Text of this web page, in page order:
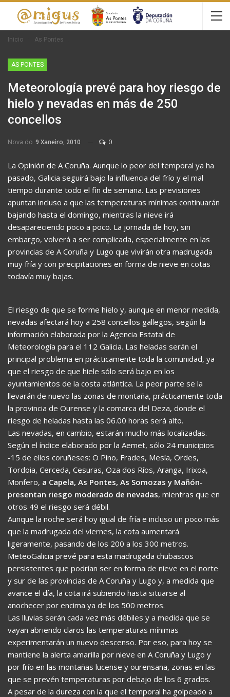
Inicio As Pontes
AS PONTES
Meteorología prevé para hoy riesgo de
hielo y nevadas en más de 250
concellos
Nova do 9 Xaneiro, 2010 0
La Opinión de A Coruña. Aunque lo peor del temporal ya ha
pasado, Galicia seguirá bajo la influencia del frío y el mal
tiempo durante todo el fin de semana. Las previsiones
apuntan incluso a que las temperaturas mínimas continuarán
bajando hasta el domingo, mientras la nieve irá
desapareciendo poco a poco. La jornada de hoy, sin
embargo, volverá a ser complicada, especialmente en las
provincias de A Coruña y Lugo que vivirán otra madrugada
muy fría y con precipitaciones en forma de nieve en cotas
todavía muy bajas.
El riesgo de que se forme hielo y, aunque en menor medida,
nevadas afectará hoy a 258 concellos gallegos, según la
información elaborada por la Agencia Estatal de
Meteorología para el 112 Galicia. Las heladas serán el
principal problema en prácticamente toda la comunidad, ya
que el riesgo de que hiele sólo será bajo en los
ayuntamientos de la costa atlántica. La peor parte se la
llevarán de nuevo las zonas de montaña, prácticamente toda
la provincia de Ourense y la comarca del Deza, donde el
riesgo de heladas hasta las 06.00 horas será alto.
Las nevadas, en cambio, estarán mucho más localizadas.
Según el índice elaborado por la Aemet, sólo 24 municipios
-15 de ellos coruñeses: O Pino, Frades, Mesía, Ordes,
Tordoia, Cerceda, Cesuras, Oza dos Ríos, Aranga, Irixoa,
Monfero, a Capela, As Pontes, As Somozas y Mañón-
presentan riesgo moderado de nevadas, mientras que en
otros 49 el riesgo será débil.
Aunque la noche será hoy igual de fría e incluso un poco más
que la madrugada del viernes, la cota aumentará
ligeramente, pasando de los 200 a los 300 metros.
MeteoGalicia prevé para esta madrugada chubascos
persistentes que podrían ser en forma de nieve en el norte
y sur de las provincias de A Coruña y Lugo y, a medida que
avance el día, la cota irá subiendo hasta situarse al
anochecer por encima ya de los 500 metros.
Las lluvias serán cada vez más débiles y a medida que se
vayan abriendo claros las temperaturas mínimas
experimentarán un nuevo descenso. Por eso, para hoy se
mantiene la alerta amarilla por nieve en A Coruña y Lugo y
por frío en las montañas lucense y ourensana, zonas en las
que se prevén temperaturas por debajo de los 6 grados.
A pesar de la dureza con la que el temporal ha golpeado a